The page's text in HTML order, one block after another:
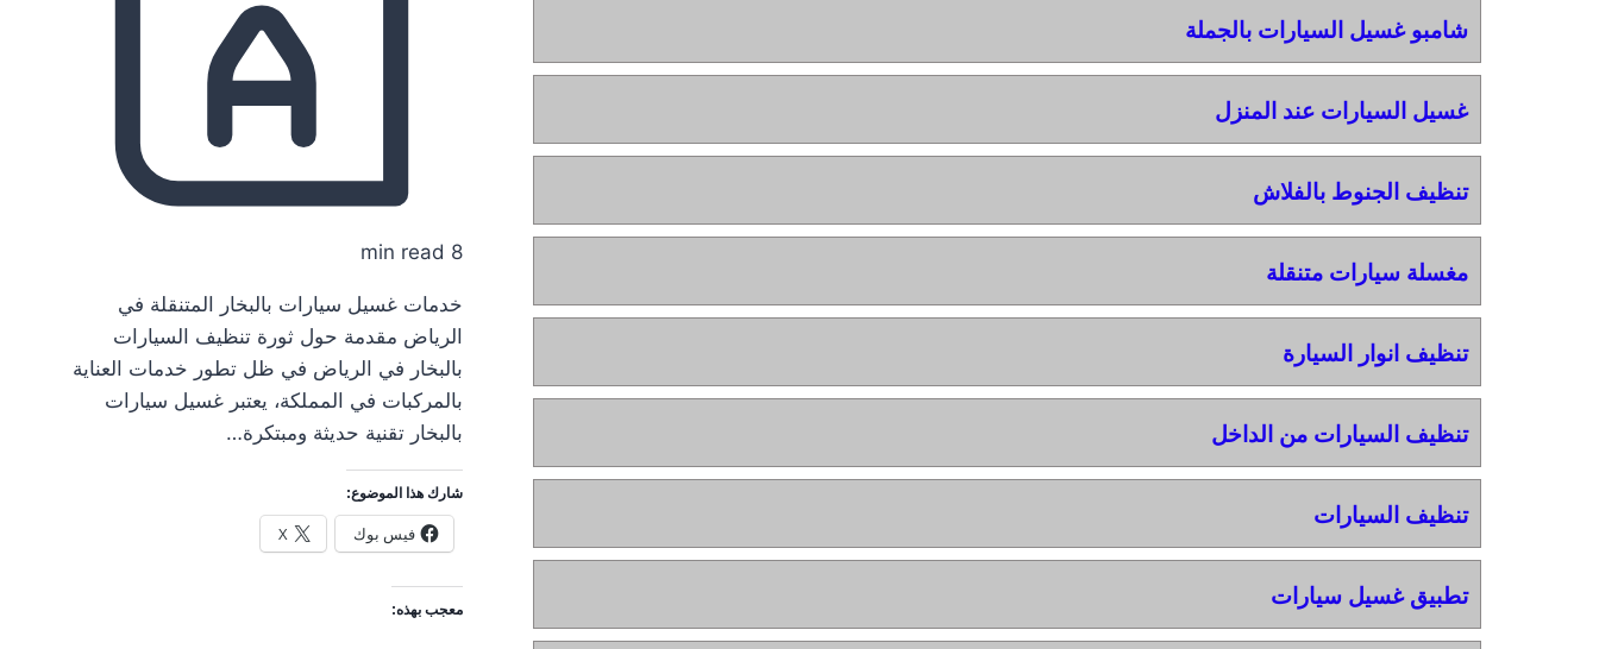
شامبو غسيل السيارات بالجملة
غسيل السيارات عند المنزل
تنظيف الجنوط بالفلاش
مغسلة سيارات متنقلة
تنظيف انوار السيارة
تنظيف السيارات من الداخل
تنظيف السيارات
تطبيق غسيل سيارات
8 min read
خدمات غسيل سيارات بالبخار المتنقلة في
الرياض مقدمة حول ثورة تنظيف السيارات
بالبخار في الرياض في ظل تطور خدمات العناية
بالمركبات في المملكة، يعتبر غسيل سيارات
بالبخار تقنية حديثة ومبتكرة…
شارك هذا الموضوع:
فيس بوك X
معجب بهذه: